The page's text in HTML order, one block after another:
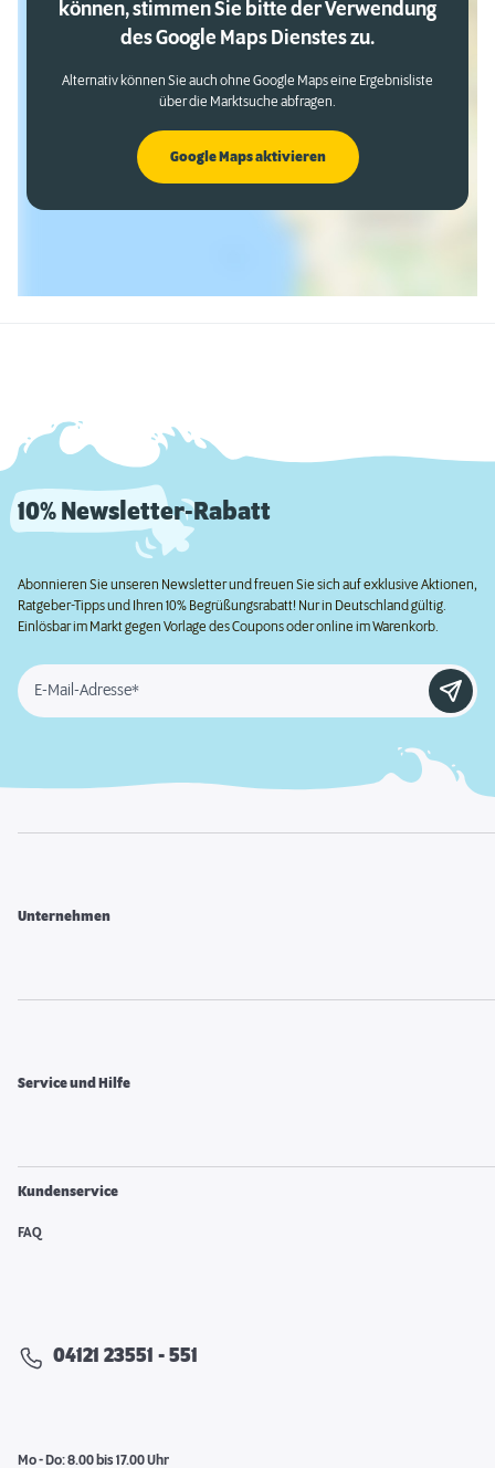
können, stimmen Sie bitte der Verwendung
des Google Maps Dienstes zu.
Alternativ können Sie auch ohne Google Maps eine Ergebnisliste
über die Marktsuche abfragen.
Google Maps aktivieren
10% Newsletter-Rabatt
Abonnieren Sie unseren Newsletter und freuen Sie sich auf exklusive Aktionen,
Ratgeber-Tipps und Ihren 10% Begrüßungsrabatt! Nur in Deutschland gültig.
Einlösbar im Markt gegen Vorlage des Coupons oder online im Warenkorb.
E-Mail-Adresse*
Unternehmen
Service und Hilfe
Kundenservice
FAQ
04121 23551 - 551
Mo - Do: 8.00 bis 17.00 Uhr